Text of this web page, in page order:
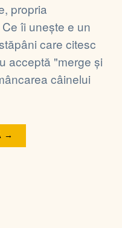
propria
îi unește e un
care citesc
acceptă "merge și
câinelui
→
din spatele Boopr